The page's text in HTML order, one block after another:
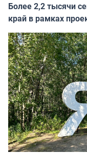
Более 2,2 тысячи
край в рамках